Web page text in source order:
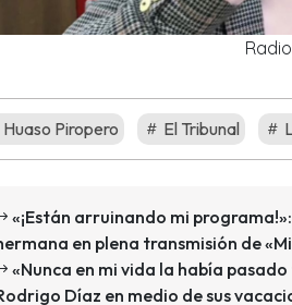
Huaso Piropero El Tribunal
«¡Están arruinando mi
en plena transmisión de
«Nunca en mi vida la había
Díaz en medio de sus